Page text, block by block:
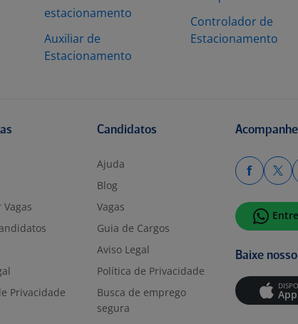
estacionamento
Auxiliar de
Estacionamento
Controlador de
Estacionamento
Privacidade
Candidatos
Ajuda
Blog
Vagas
Guia de Cargos
Aviso Legal
Política de Privacidade
Busca de emprego
segura
Baixe